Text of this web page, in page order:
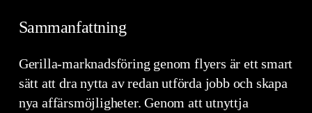
Sammanfattning
Gerilla-marknadsföring genom flyers är ett smart
sätt att dra nytta av redan utförda jobb och skapa
nya affärsmöjligheter. Genom att utnyttja